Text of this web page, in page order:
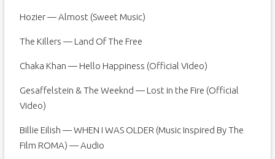
Hozier — Almost (Sweet Music)
The Killers — Land Of The Free
Chaka Khan — Hello Happiness (Official Video)
Gesaffelstein & The Weeknd — Lost in the Fire (Official
Video)
Billie Eilish — WHEN I WAS OLDER (Music Inspired By The
Film ROMA) — Audio